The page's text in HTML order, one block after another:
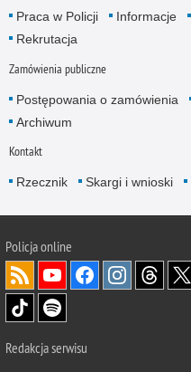
Praca w Policji Informacje
Rekrutacja
Zamówienia publiczne
Postępowania o zamówienia
Archiwum
Kontakt
Rzecznik Skargi i wnioski
Policjaonline
Redakcja serwisu